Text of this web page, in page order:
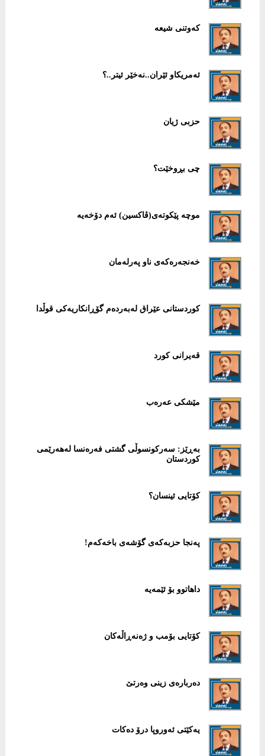
كەوتنی شیعە
ئەمریكاو ئێران..نەخێر ئیتر..؟
حزبی ژیان
چی بڕوخێت؟
موچە پێكوتەی(ڤاكسین) ئەم دۆخەیە
خەنجەرەكەی ناو پەرلەمان
كوردستانی عێراق لەبەردەم گۆڕانكاریەكی قوڵدا
قەیرانی كورد
مێشكی عەرەب
بەڕێز: سەركونسوڵی گشتی فەرەنسا لەهەرێمی
كوردستان
كۆتایی ئینسان؟
پەنجا حزبەكەی گۆشەی باخەكەم!
داهاتوو بۆ ئێمەیە
كۆتایی بۆمب ‌و ژەنەڕاڵەكان
دەربارەی زینی وەرتێ
یەكێتی ئەوروپا درۆ دەكات